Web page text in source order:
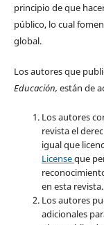
principio de que
público, lo cual
global.
Los autores que
Educación, están de
Los autores
revista el
igual que
Licenseque
en esta revista.
Los autores
adicionales